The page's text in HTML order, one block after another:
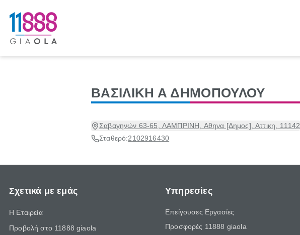
ΒΑΣΙΛΙΚΗ Α ΔΗΜΟΠΟΥΛΟΥ
Σαβαγηνών 63-65, ΛΑΜΠΡΙΝΗ, Αθηνα [Δημος], Αττικη, 11142
Σταθερό:2102916430
Σχετικά με εμάς
Η Εταιρεία
Προβολή στο 11888 giaola
Υπηρεσίες
Επείγουσες Εργασίες
Προσφορές 11888 giaola